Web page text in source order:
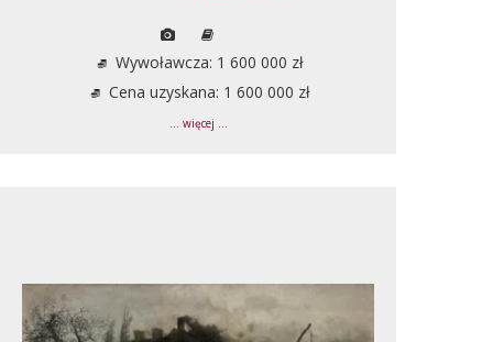
Wywoławcza: 1 600 000 zł
Cena uzyskana: 1 600 000 zł
... więcej ...